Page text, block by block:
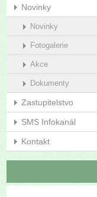
Novinky
Novinky
Fotogalerie
Akce
Dokumenty
Zastupitelstvo
SMS Infokanál
Kontakt